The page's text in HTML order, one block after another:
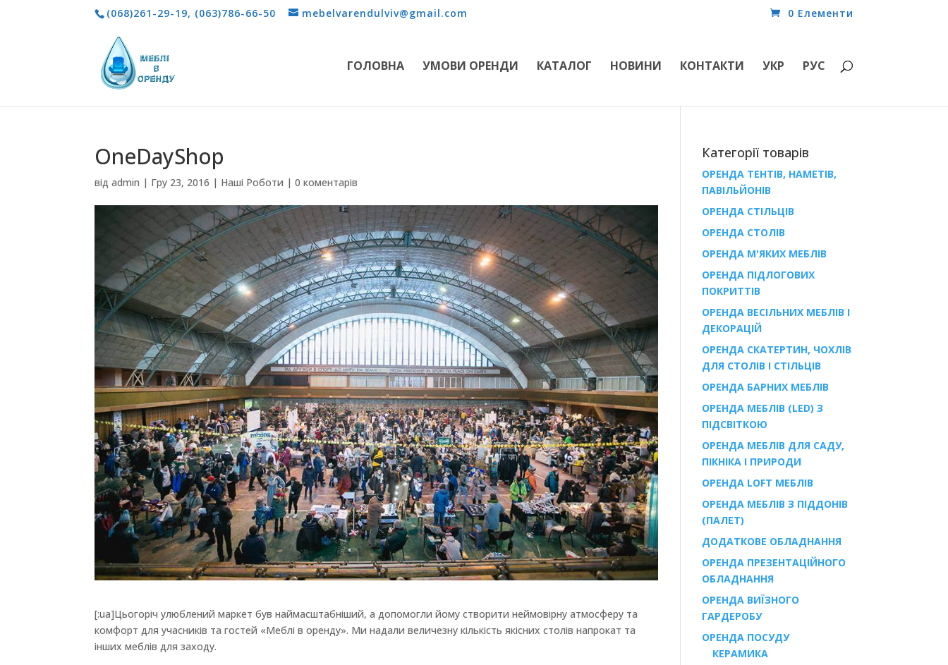
(068)261-29-19, (063)786-66-50 mebelvarendulviv@gmail.com 0 Елементи
ГОЛОВНА УМОВИ ОРЕНДИ КАТАЛОГ НОВИНИ КОНТАКТИ УКР РУС
OneDayShop
відadmin | Гру 23, 2016 | Наші Роботи |0 коментарів
[:ua]Цьогоріч улюблений маркет був наймасштабніший, а допомогли йому створити неймовірну атмосферу та
комфорт для учасників та гостей «Меблі в оренду». Ми надали величезну кількість якісних столів напрокат та
інших меблів для заходу.
Категорії товарів
ОРЕНДА ТЕНТІВ, НАМЕТІВ,
ПАВІЛЬЙОНІВ
ОРЕНДА СТІЛЬЦІВ
ОРЕНДА СТОЛІВ
ОРЕНДА М'ЯКИХ МЕБЛІВ
ОРЕНДА ПІДЛОГОВИХ
ПОКРИТТІВ
ОРЕНДА ВЕСІЛЬНИХ МЕБЛІВ І
ДЕКОРАЦІЙ
ОРЕНДА СКАТЕРТИН, ЧОХЛІВ
ДЛЯ СТОЛІВ І СТІЛЬЦІВ
ОРЕНДА БАРНИХ МЕБЛІВ
ОРЕНДА МЕБЛІВ (LED) З
ПІДСВІТКОЮ
ОРЕНДА МЕБЛІВ ДЛЯ САДУ,
ПІКНІКА І ПРИРОДИ
ОРЕНДА LOFT МЕБЛІВ
ОРЕНДА МЕБЛІВ З ПІДДОНІВ
(ПАЛЕТ)
ДОДАТКОВЕ ОБЛАДНАННЯ
ОРЕНДА ПРЕЗЕНТАЦІЙНОГО
ОБЛАДНАННЯ
ОРЕНДА ВИЇЗНОГО
ГАРДЕРОБУ
ОРЕНДА ПОСУДУ
КЕРАМИКА